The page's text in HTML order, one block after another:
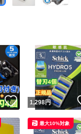
いいね！
1,298円
最大10%対象